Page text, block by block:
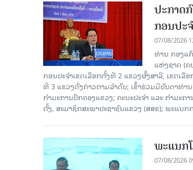
ປະກາດ
ກອນປະ
07/08/2026
ທ່ານ ກອງແ
ແຫ່ງຊາດ (ຄ
ກອນປະຈໍາເຂດເລືອກຕັ້ງທີ 2 ແຂວງຜົ້ງສາລີ, ເຂດເ
ທີ່ 3 ແຂວງດັ່ງກ່າວຕາມລຳດັບ; ເຂົ້າຮ່ວມມີບັນດາທ່າ
ກໍາມະການປົກຄອງແຂວງ; ຄະນະປະຈໍາ ແລະ ກໍາມະກ
ຕັ້ງ, ສະມາຊິກສະພາປະຊາຊົນແຂວງ (ສສຂ); ພະແນ
ພະແນກ
07/08/2026